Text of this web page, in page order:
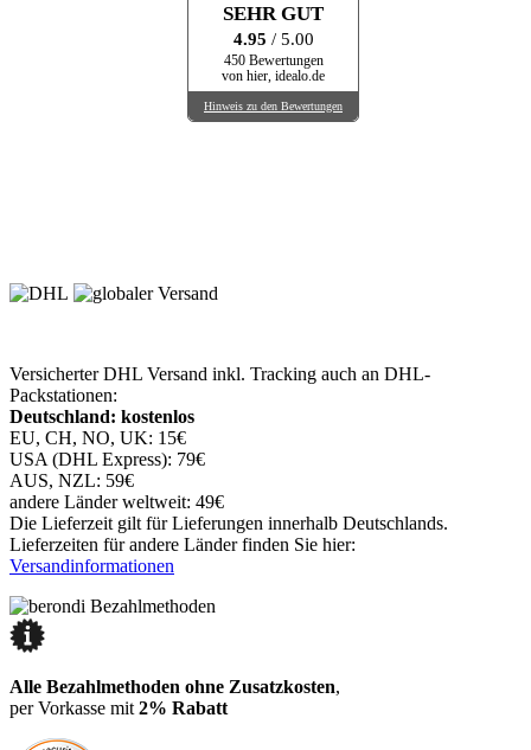
SEHR GUT
4.95 / 5.00
450 Bewertungen
von hier, idealo.de
Hinweis zu den Bewertungen
Versicherter DHL Versand inkl. Tracking auch an DHL-
Packstationen:
Deutschland: kostenlos
EU, CH, NO, UK: 15€
USA (DHL Express): 79€
AUS, NZL: 59€
andere Länder weltweit: 49€
Die Lieferzeit gilt für Lieferungen innerhalb Deutschlands.
Lieferzeiten für andere Länder finden Sie hier:
Versandinformationen
Alle Bezahlmethoden ohne Zusatzkosten,
per Vorkasse mit 2% Rabatt